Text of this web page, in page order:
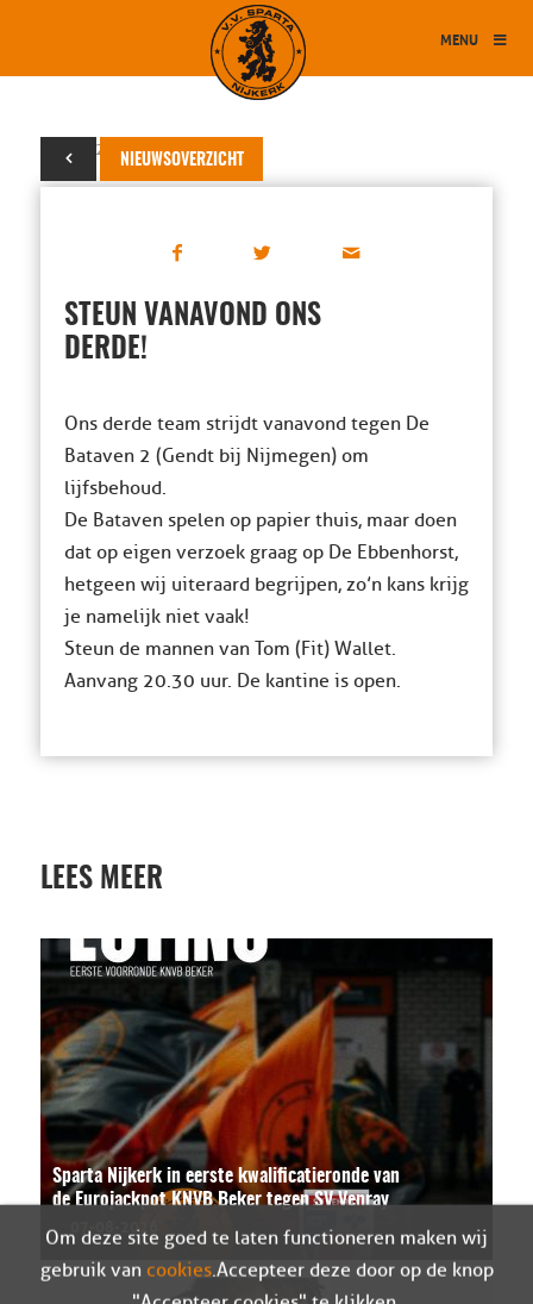
MENU
NIEUWSOVERZICHT
14 juni 2018
STEUN VANAVOND ONS
DERDE!
Ons derde team strijdt vanavond tegen De
Bataven 2 (Gendt bij Nijmegen) om
lijfsbehoud.
De Bataven spelen op papier thuis, maar doen
dat op eigen verzoek graag op De Ebbenhorst,
hetgeen wij uiteraard begrijpen, zo’n kans krijg
je namelijk niet vaak!
Steun de mannen van Tom (Fit) Wallet.
Aanvang 20.30 uur. De kantine is open.
LEES MEER
Sparta Nijkerk in eerste kwalificatieronde van
de Eurojackpot KNVB Beker tegen SV Venray
07-08-2026
Om deze site goed te laten functioneren maken wij
gebruik van cookies. Accepteer deze door op de knop